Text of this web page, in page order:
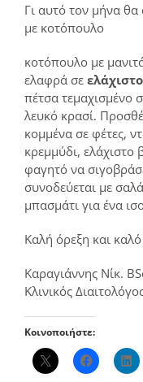
Γι αυτό τον μήνα
με κοτόπουλο
κοτόπουλο με
ελαφρά σε
πέτσα τεμαχισμένο
λευκό κρασί.
κομμένα σε φέτες,
κρεμμύδι, ελάχιστο
φαγητό να
συνοδεύεται με
μπασμάτι για ένα
Καλή όρεξη και
Καραγιάννης Νίκ.
Κλινικός
Κοινοποιήστε: